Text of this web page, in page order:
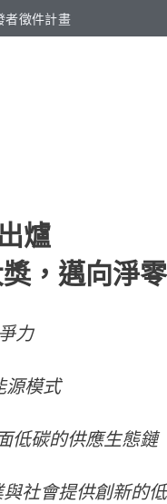
者徵件計畫​
爐
，邁向淨
力
源模式
低碳的供應生態鏈
社會提供創新的